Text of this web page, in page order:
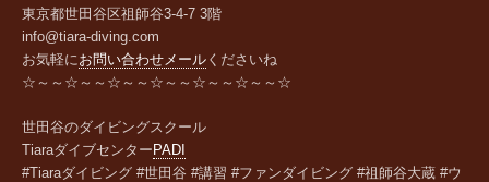
東京都世田谷区祖師谷3-4-7 3階
info@tiara-diving.com
お気軽にお問い合わせメール くださいね
☆～～☆～～☆～～☆～～☆～～☆～～☆
世田谷のダイビングスクール
Tiaraダイブセンター PADI
#Tiaraダイビング #世田谷 #講習 #ファンダイビング #祖師谷大蔵 #ウ